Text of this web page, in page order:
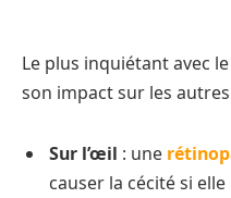
Le plus inquiétant avec
son impact sur les
Sur l’œil : une
causer la cécité si